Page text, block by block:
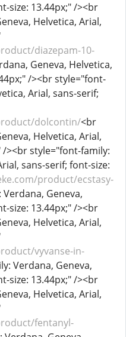
size: 13.44px;" /><br
Helvetica, Arial,
diazepam-10-
Geneva, Helvetica,
/><br style="font-
Arial, sans-serif;
dolcontin/<br
Helvetica, Arial,
/><br style="font-family:
sans-serif; font-size:
product/ecstasy-
Geneva,
size: 13.44px;" /><br
Helvetica, Arial,
vyvanse-in-
Verdana, Geneva,
size: 13.44px;" /><br
Helvetica, Arial,
fentanyl-